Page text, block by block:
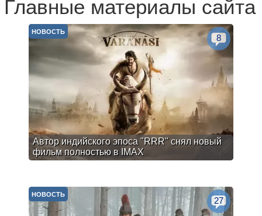
Главные материалы сайта
Автор индийского эпоса "RRR" снял новый
фильм полностью в IMAX
НОВОСТЬ
8
НОВОСТЬ
27